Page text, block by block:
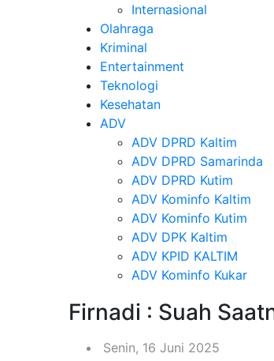
Internasional
Olahraga
Kriminal
Entertainment
Teknologi
Kesehatan
ADV
ADV DPRD Kaltim
ADV DPRD Samarinda
ADV DPRD Kutim
ADV Kominfo Kaltim
ADV Kominfo Kutim
ADV DPK Kaltim
ADV KPID KALTIM
ADV Kominfo Kukar
Firnadi : Suah
Senin, 16 Juni 2025